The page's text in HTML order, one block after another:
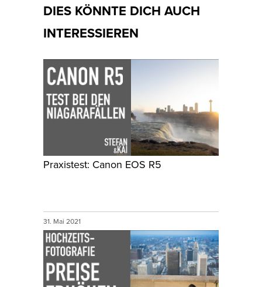
DIES KÖNNTE DICH AUCH
INTERESSIEREN
Praxistest: Canon EOS R5
31. Mai 2021